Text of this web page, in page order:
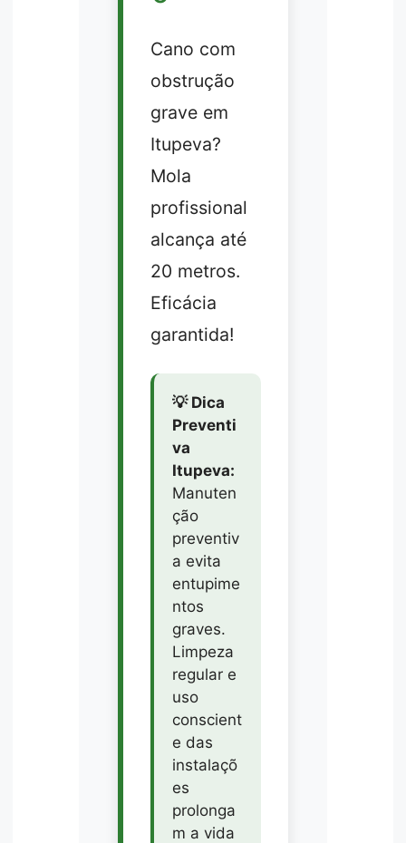
Cano com
obstrução
grave em
Itupeva?
Mola
profissional
alcança até
20 metros.
Eficácia
garantida!
💡 Dica
Preventi
va
Itupeva:
Manuten
ção
preventiv
a evita
entupime
ntos
graves.
Limpeza
regular e
uso
conscient
e das
instalaçõ
es
prolonga
m a vida